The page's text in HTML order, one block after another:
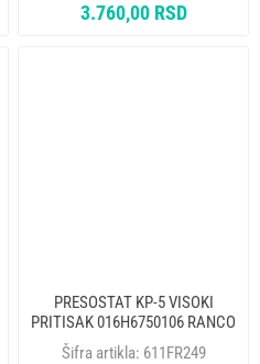
3.760,00 RSD
PRESOSTAT KP-5 VISOKI
PRITISAK 016H6750106 RANCO
Šifra artikla: 611FR249